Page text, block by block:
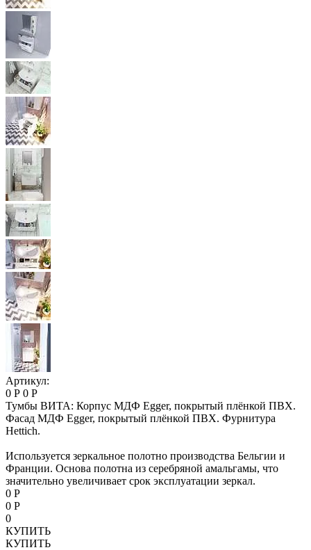
Артикул:
0 Р 0 Р
Тумбы ВИТА: Корпус МДФ Egger, покрытый плёнкой ПВХ.
Фасад МДФ Egger, покрытый плёнкой ПВХ. Фурнитура
Hettich.
Используется зеркальное полотно производства Бельгии и
Франции. Основа полотна из серебряной амальгамы, что
значительно увеличивает срок эксплуатации зеркал.
0 Р
0 Р
0
КУПИТЬ
КУПИТЬ